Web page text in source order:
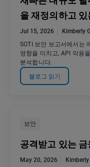
을 재정의하고
Jul 15, 2026
Kimberly
SOTI 보안 보고서에서는
영향을 미치고, API 악용
분석합니다.
블로그 읽기
보안
공격받고 있는 금
May 20, 2026